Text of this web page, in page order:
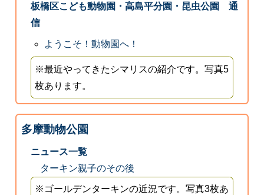
板橋区こども動物園・高島平分園・昆虫公園 通
信
ようこそ！動物園へ！
※最近やってきたシマリスの紹介です。写真5
枚あります。
多摩動物公園
ニュース一覧
ターキン親子のその後
※ゴールデンターキンの近況です。写真3枚あ